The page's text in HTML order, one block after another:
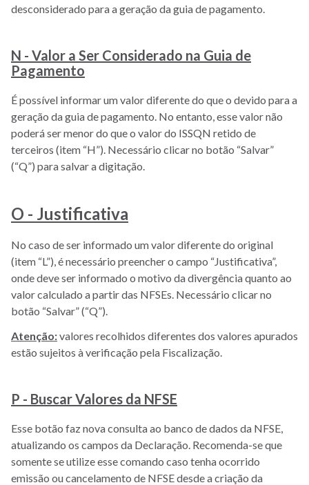
desconsiderado para a geração da guia de pagamento.
N - Valor a Ser Considerado na Guia de
Pagamento
É possível informar um valor diferente do que o devido para a
geração da guia de pagamento. No entanto, esse valor não
poderá ser menor do que o valor do ISSQN retido de
terceiros (item “H”). Necessário clicar no botão “Salvar”
(“Q”) para salvar a digitação.
O - Justificativa
No caso de ser informado um valor diferente do original
(item “L”), é necessário preencher o campo “Justificativa”,
onde deve ser informado o motivo da divergência quanto ao
valor calculado a partir das NFSEs. Necessário clicar no
botão “Salvar” (“Q”).
Atenção:valores recolhidos diferentes dos valores apurados
estão sujeitos à verificação pela Fiscalização.
P - Buscar Valores da NFSE
Esse botão faz nova consulta ao banco de dados da NFSE,
atualizando os campos da Declaração. Recomenda-se que
somente se utilize esse comando caso tenha ocorrido
emissão ou cancelamento de NFSE desde a criação da